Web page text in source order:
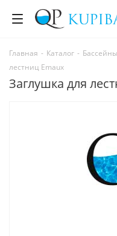
Главная - Каталог - Бассейны
лестниц Emaux
Заглушка для